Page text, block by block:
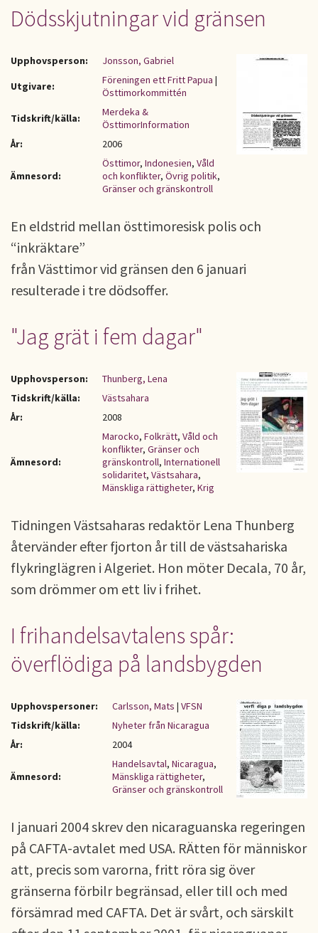
Dödsskjutningar vid gränsen
Upphovsperson:
Jonsson, Gabriel
Utgivare:
Föreningen ett Fritt Papua |
Östtimorkommittén
Tidskrift/källa:
Merdeka &
ÖsttimorInformation
År:
2006
Ämnesord:
Östtimor, Indonesien, Våld
och konflikter, Övrig politik,
Gränser och gränskontroll
En eldstrid mellan östtimoresisk polis och
“inkräktare”
från Västtimor vid gränsen den 6 januari
resulterade i tre dödsoffer.
"Jag grät i fem dagar"
Upphovsperson:
Thunberg, Lena
Tidskrift/källa:
Västsahara
År:
2008
Ämnesord:
Marocko, Folkrätt, Våld och
konflikter, Gränser och
gränskontroll, Internationell
solidaritet, Västsahara,
Mänskliga rättigheter, Krig
Tidningen Västsaharas redaktör Lena Thunberg
återvänder efter fjorton år till de västsahariska
flykringlägren i Algeriet. Hon möter Decala, 70 år,
som drömmer om ett liv i frihet.
I frihandelsavtalens spår:
överflödiga på landsbygden
Upphovspersoner: Carlsson, Mats | VFSN
Tidskrift/källa:
Nyheter från Nicaragua
År:
2004
Ämnesord:
Handelsavtal, Nicaragua,
Mänskliga rättigheter,
Gränser och gränskontroll
I januari 2004 skrev den nicaraguanska regeringen
på CAFTA-avtalet med USA. RÄtten för människor
att, precis som varorna, fritt röra sig över
gränserna förbilr begränsad, eller till och med
försämrad med CAFTA. Det är svårt, och särskilt